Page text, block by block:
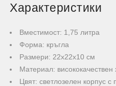
Характеристики
Вместимост: 1,75 литра
Форма: кръгла
Размери: 22х22х10 см
Материал:
Цвят: светлозелен корпус с